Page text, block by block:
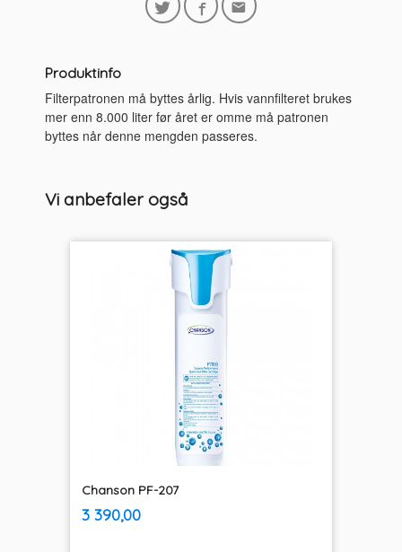
Produktinfo
Filterpatronen må byttes årlig. Hvis vannfilteret brukes
mer enn 8.000 liter før året er omme må patronen
byttes når denne mengden passeres.
Vi anbefaler også
Chanson PF-207
Pris
3 390,00mva.